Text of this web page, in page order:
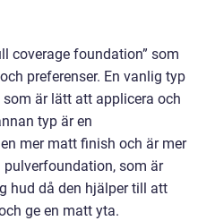
coverage foundation” som
preferenser. En vanlig typ
är lätt att applicera och
typ är en
mer matt finish och är mer
som är
hud då den hjälper till att
ge en matt yta.